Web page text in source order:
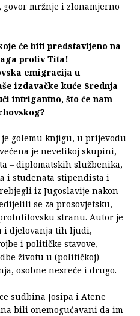
mržnje i zlonamjerno
će biti predstavljeno na
protiv Tita!
emigracija u
izdavačke kuće Srednja
intrigantno, što će nam
je golemu knjigu, u prijevodu
je nevelikoj skupini,
– diplomatskih službenika,
i studenata stipendista i
iz Jugoslavije nakon
se za prosovjetsku,
stranu. Autor je
i djelovanja tih ljudi,
i političke stavove,
životu u (političkoj)
osobne nesreće i drugo.
sudbina Josipa i Atene
bili onemogućavani da im